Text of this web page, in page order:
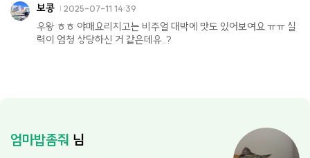
보콩 2025-07-11 14:39
우왕 ㅎㅎ 야매요리치고는 비주얼 대박에 맛도 있어보여요 ㅠㅠ 실
력이 엄청 상당하신 거 같은데유..?
엄마밥좀줘 님